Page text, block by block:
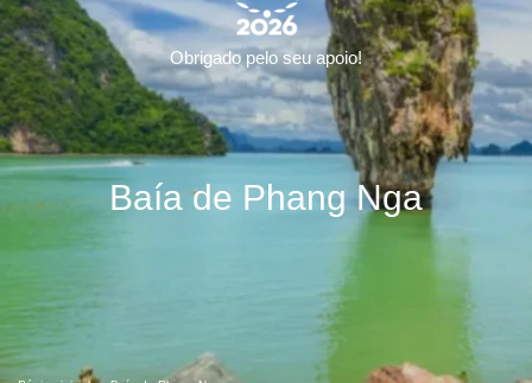
Baía de Phang Nga
Obrigado pelo seu apoio!